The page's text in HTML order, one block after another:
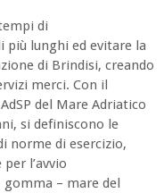
di
più lunghi ed evitare la
di Brindisi, creando
merci. Con il
del Mare Adriatico
si definiscono le
norme di esercizio,
l’avvio
– mare del